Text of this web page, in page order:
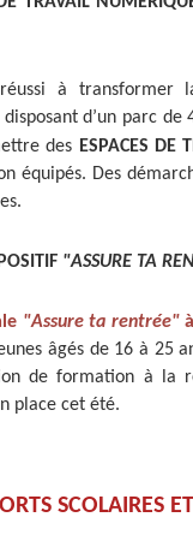
à transformer
d’un parc
des ESPACES DE
équipés. Des
"ASSURE TA
"Assure ta rentrée"
âgés de 16 à 25
de formation à la
place cet été.
SCOLAIRES